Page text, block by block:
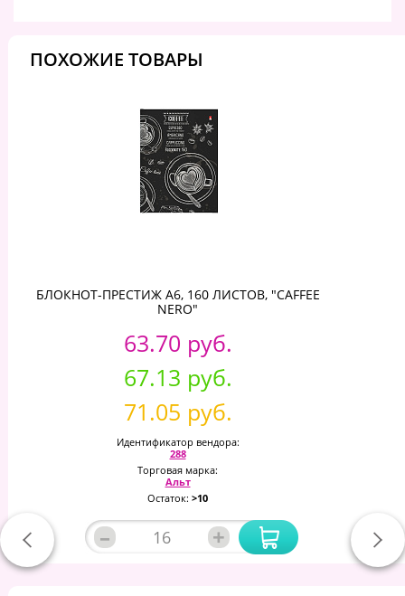
ПОХОЖИЕ ТОВАРЫ
БЛОКНОТ-ПРЕСТИЖ А6, 160 ЛИСТОВ, "CAFFEE
NERO"
63.70 руб.
67.13 руб.
71.05 руб.
Идентификатор вендора:
288
Торговая марка:
Альт
Остаток: >10
– +